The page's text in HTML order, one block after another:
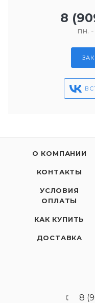
8
пн.
О КОМПАНИИ
КОНТАКТЫ
УСЛОВИЯ
ОПЛАТЫ
КАК КУПИТЬ
ДОСТАВКА
8